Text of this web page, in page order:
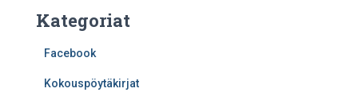
Kategoriat
Facebook
Kokouspöytäkirjat